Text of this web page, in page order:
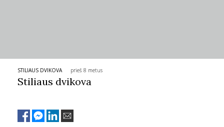
STILIAUS DVIKOVA prieš 8 metus
Stiliaus dvikova